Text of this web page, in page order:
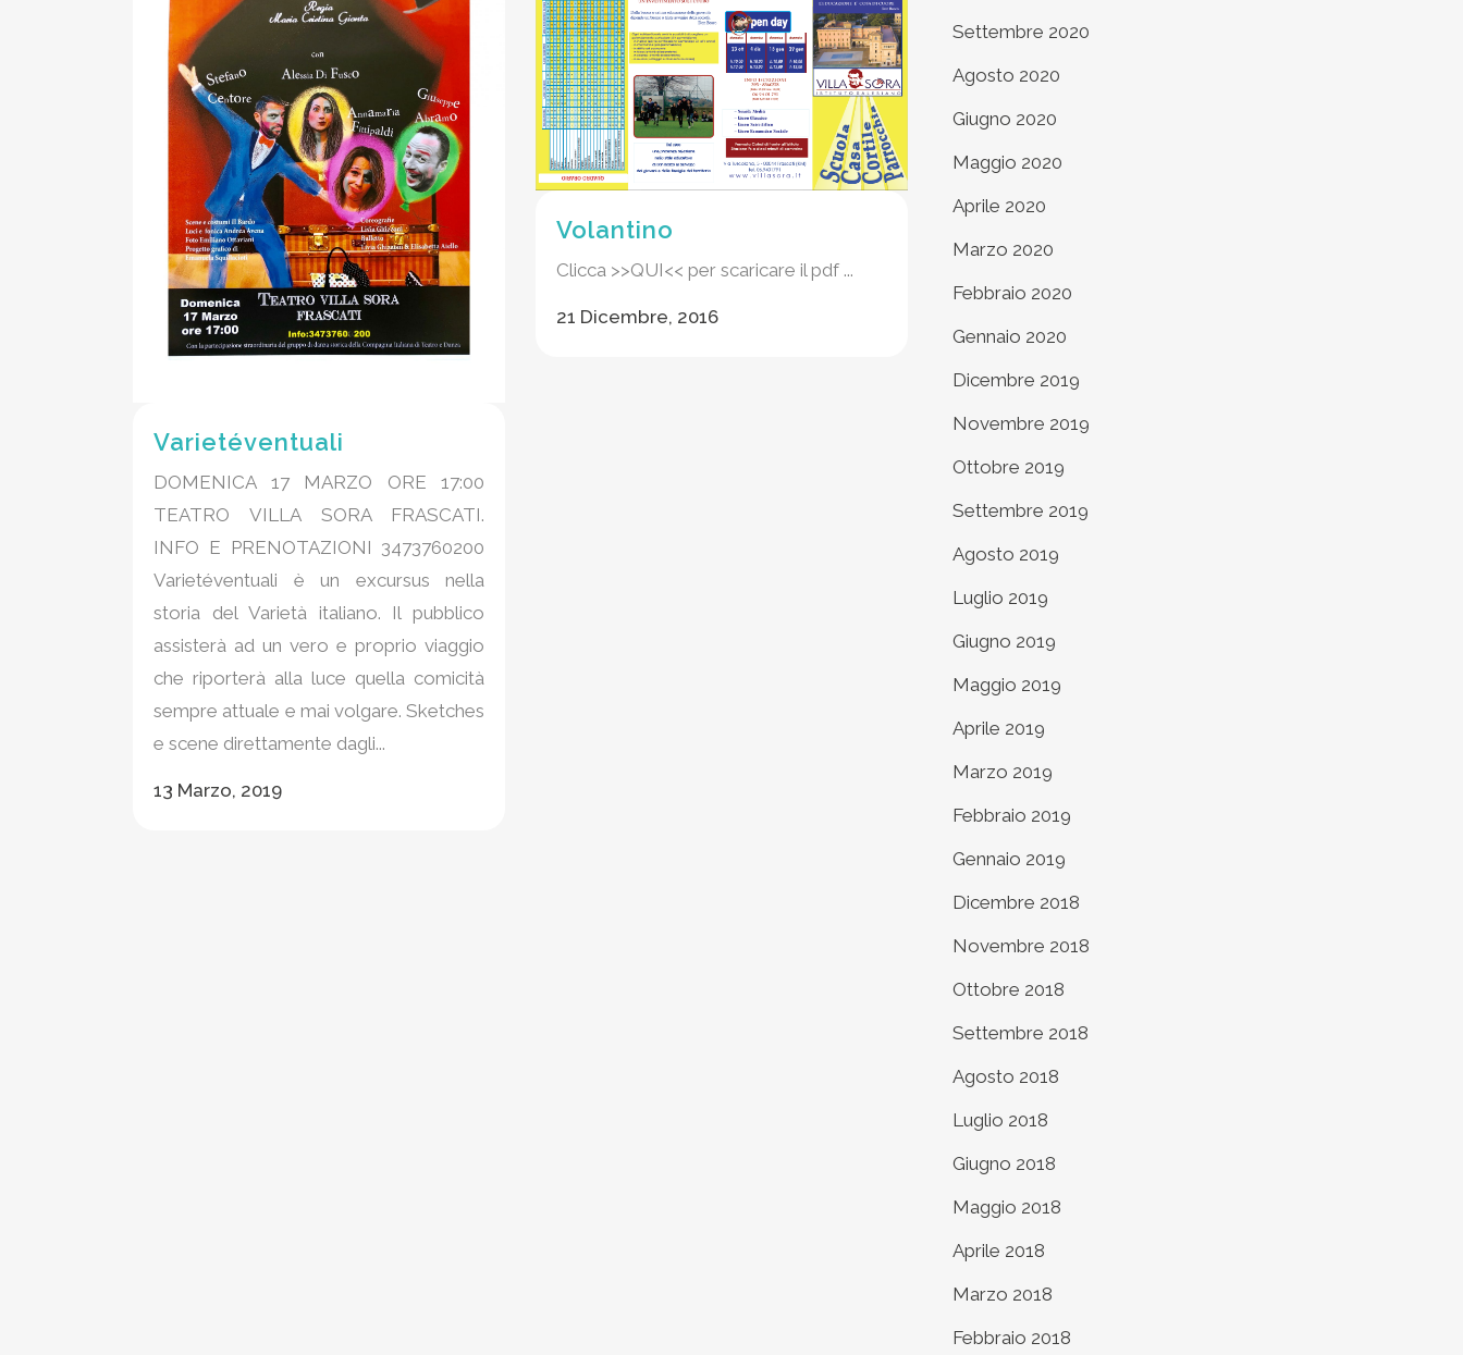
Varietéventuali
DOMENICA 17 MARZO ORE 17:00
TEATRO VILLA SORA FRASCATI.
INFO E PRENOTAZIONI 3473760200
Varietéventuali è un excursus nella
storia del Varietà italiano. Il pubblico
assisterà ad un vero e proprio viaggio
che riporterà alla luce quella comicità
sempre attuale e mai volgare. Sketches
e scene direttamente dagli...
13 Marzo, 2019
Volantino
Clicca >>QUI<< per scaricare il pdf ...
21 Dicembre, 2016
Settembre 2020
Agosto 2020
Giugno 2020
Maggio 2020
Aprile 2020
Marzo 2020
Febbraio 2020
Gennaio 2020
Dicembre 2019
Novembre 2019
Ottobre 2019
Settembre 2019
Agosto 2019
Luglio 2019
Giugno 2019
Maggio 2019
Aprile 2019
Marzo 2019
Febbraio 2019
Gennaio 2019
Dicembre 2018
Novembre 2018
Ottobre 2018
Settembre 2018
Agosto 2018
Luglio 2018
Giugno 2018
Maggio 2018
Aprile 2018
Marzo 2018
Febbraio 2018